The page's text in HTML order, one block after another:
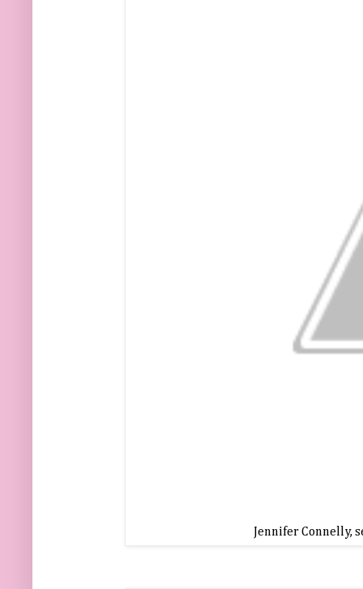
Jennifer Connelly,